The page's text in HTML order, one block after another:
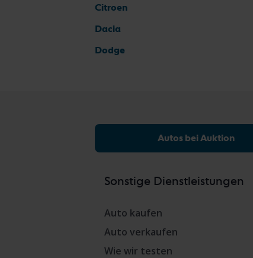
Citroen
Dacia
Dodge
Autos bei Auktion
Sonstige Dienstleistungen
Auto kaufen
Auto verkaufen
Wie wir testen